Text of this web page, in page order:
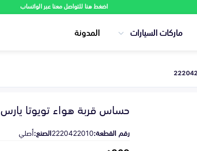
اضغط هنا للتواصل معنا عبر الواتساب
ماركات السيارات المدونة
حساس قربة هواء تويوتا يارس 2007-2013
رقم القطعة:2220422010الصنع:أصلي